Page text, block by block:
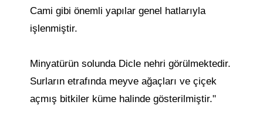
Cami gibi önemli yapılar genel hatlarıyla
işlenmiştir.
Minyatürün solunda Dicle nehri görülmektedir.
Surların etrafında meyve ağaçları ve çiçek
açmış bitkiler küme halinde gösterilmiştir."